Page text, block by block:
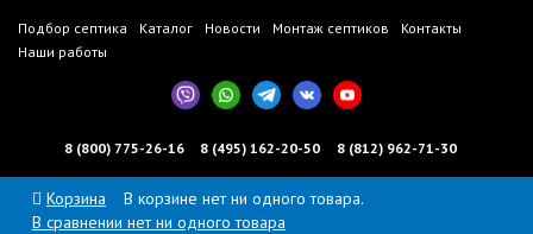
Подбор септика Каталог Новости Монтаж септиков
Контакты
Наши работы
8 (800) 775-26-16 8 (495) 162-20-50 8 (812) 962-71-30
Корзина
В корзине нет ни одного товара.
В сравнении нет ни одного товара